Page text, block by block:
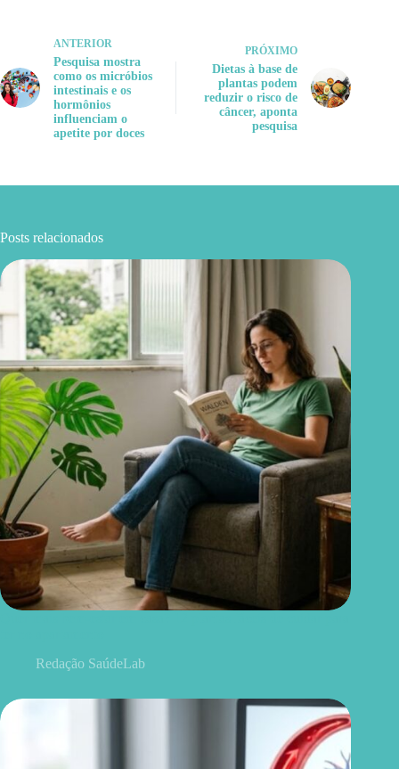
ANTERIOR
Pesquisa mostra
como os micróbios
intestinais e os
hormônios
influenciam o
apetite por doces
PRÓXIMO
Dietas à base de
plantas podem
reduzir o risco de
câncer, aponta
pesquisa
Posts relacionados
Redação SaúdeLab